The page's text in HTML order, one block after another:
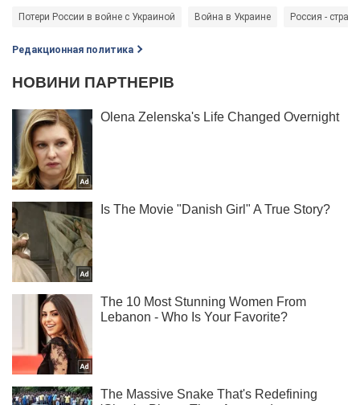
Потери России в войне с Украиной Война в Украине Россия -
Редакционная политика